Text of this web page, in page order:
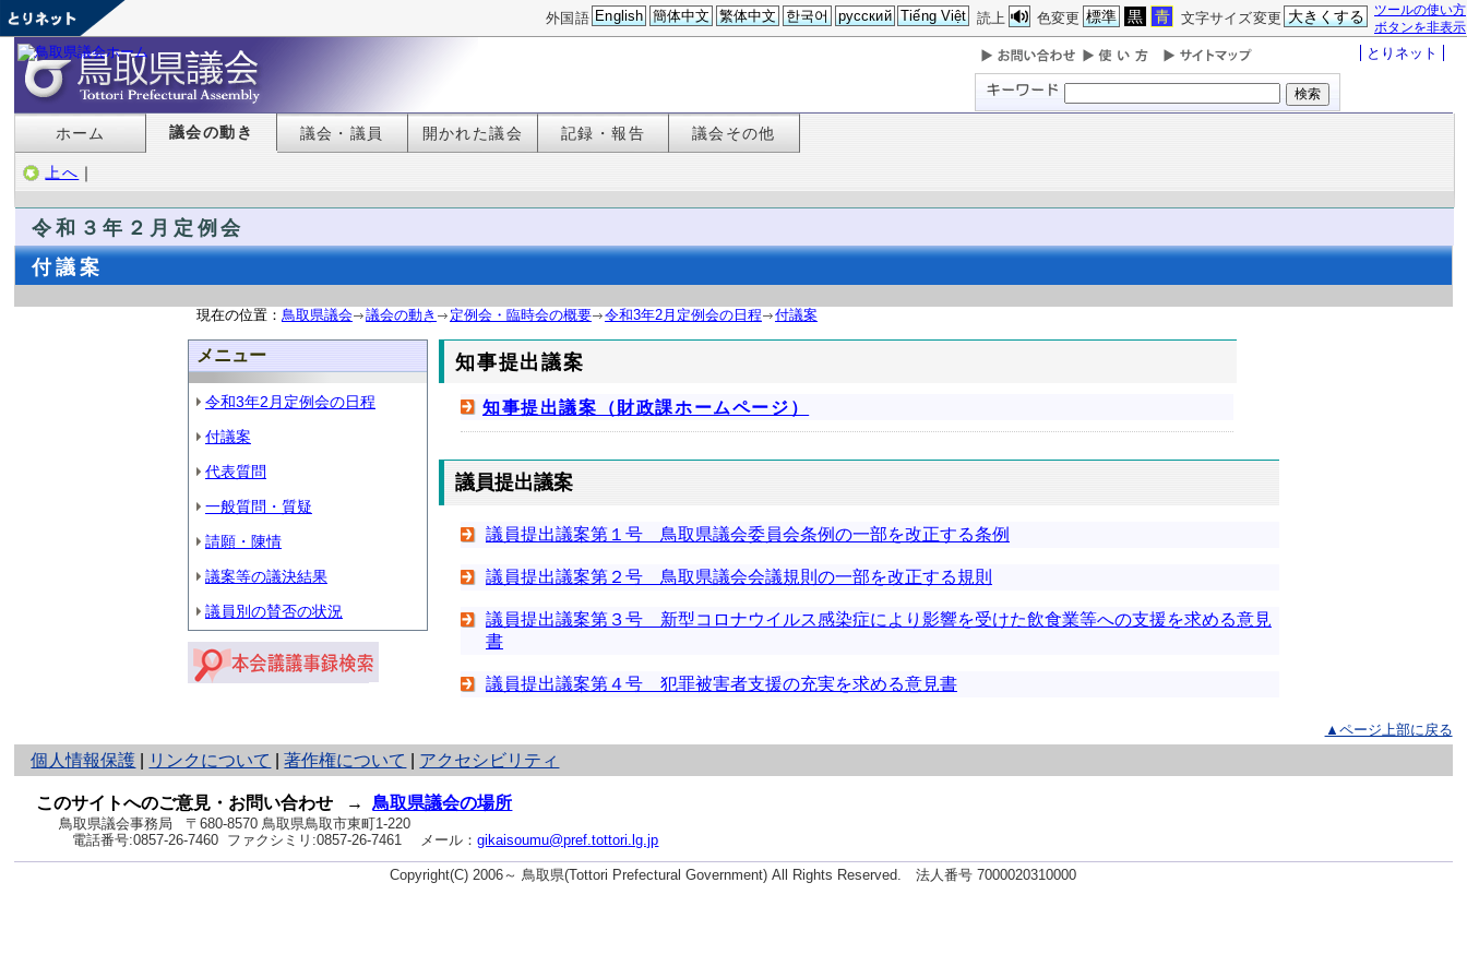
ツールの使い方
ボタンを非表示
文字サイズ変更 大きくする
色変更 標準 黒 青
読上
外国語 English 簡体中文 繁体中文 한국어 русский Tiếng Việt
とりネット
ホーム 議会の動き 議会・議員 開かれた議会 記録・報告 議会その他
上へ ｜
令和３年２月定例会
付議案
現在の位置： 鳥取県議会 議会の動き 定例会・臨時会の概要 令和3年2月定例会の日程 付議案
メニュー
令和3年2月定例会の日程
付議案
代表質問
一般質問・質疑
請願・陳情
議案等の議決結果
議員別の賛否の状況
知事提出議案
知事提出議案（財政課ホームページ）
議員提出議案
議員提出議案第１号 鳥取県議会委員会条例の一部を改正する条例
議員提出議案第２号 鳥取県議会会議規則の一部を改正する規則
議員提出議案第３号 新型コロナウイルス感染症により影響を受けた飲食業等への支援を求める意見
書
議員提出議案第４号 犯罪被害者支援の充実を求める意見書
▲ページ上部に戻る
個人情報保護
と
り
ネ
ッ
ト
へ
リンクについて |著作権について アクセシビリティ
このサイトへのご意見・お問い合わせ →鳥取県議会の場所
鳥取県議会事務局
〒680-8570 鳥取県鳥取市東町1-220
電話番号:0857-26-7460 ファクシミリ:0857-26-7461 メール：gikaisoumu@pref.tottori.lg.jp
Copyright(C) 2006～ 鳥取県(Tottori Prefectural Government) All Rights Reserved. 法人番号 7000020310000